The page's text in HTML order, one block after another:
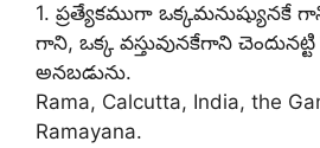
1. ప్రత్యేకముగా ఒక్కమనుష్యునకే
గాని, ఒక్క వస్తువునకేగాని చెందునట్టి
అనబడును.
Rama, Calcutta, India, the
Ramayana.